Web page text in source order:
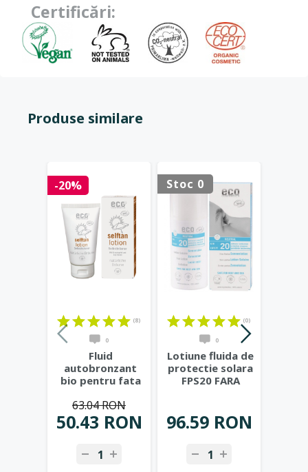
Certificări:
Produse similare
-20%
(8)
0
Fluid
autobronzant
bio pentru fata
si extract...
50.43 RON
63.04 RON
Stoc 0
(0)
0
Lotiune fluida de
protectie solara
FPS20 FARA
96.59 RON